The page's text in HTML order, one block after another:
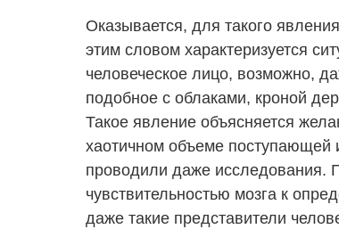
Оказывается, для такого
этим словом характеризуется
человеческое лицо, возможно,
подобное с облаками, кроной
Такое явление объясняется
хаотичном объеме поступающей
проводили даже исследования.
чувствительностью мозга к
даже такие представители